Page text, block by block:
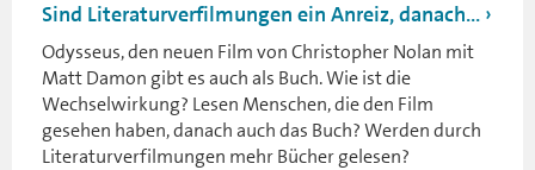
Sind Literaturverfilmungen ein Anreiz, danach...
Odysseus, den neuen Film von Christopher Nolan mit
Matt Damon gibt es auch als Buch. Wie ist die
Wechselwirkung? Lesen Menschen, die den Film
gesehen haben, danach auch das Buch? Werden durch
Literaturverfilmungen mehr Bücher gelesen?